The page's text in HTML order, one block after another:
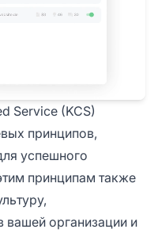
Service (KCS)
принципов,
успешного
принципам также
вашей организации и